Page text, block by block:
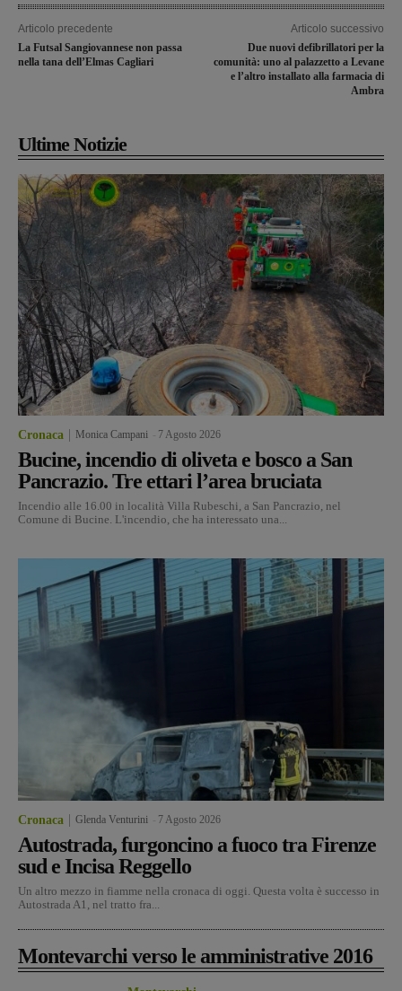
Articolo precedente
La Futsal Sangiovannese non passa
nella tana dell’Elmas Cagliari
Articolo successivo
Due nuovi defibrillatori per la
comunità: uno al palazzetto a Levane
e l’altro installato alla farmacia di
Ambra
Ultime Notizie
Cronaca Monica Campani 7 Agosto 2026
Bucine, incendio di oliveta e bosco a San
Pancrazio. Tre ettari l’area bruciata
Incendio alle 16.00 in località Villa Rubeschi, a San Pancrazio, nel
Comune di Bucine. L'incendio, che ha interessato una...
Cronaca Glenda Venturini 7 Agosto 2026
Autostrada, furgoncino a fuoco tra Firenze
sud e Incisa Reggello
Un altro mezzo in fiamme nella cronaca di oggi. Questa volta è successo in
Autostrada A1, nel tratto fra...
Montevarchi verso le amministrative 2016